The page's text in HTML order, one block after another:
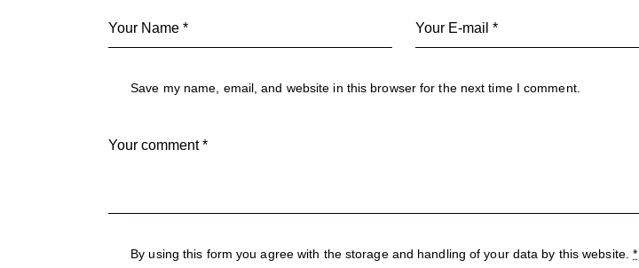
Save my name, email, and website in this browser for the next time I comment.
By using this form you agree with the storage and handling of your data by this website.*